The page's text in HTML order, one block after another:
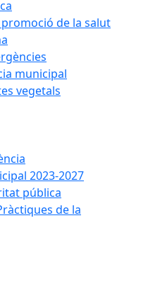
de la salut
municipal
vegetals
2023-2027
pública
de la